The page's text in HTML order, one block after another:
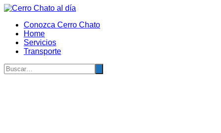
Saltar
contenidoConozca Cerro Chato
Home
Servicios
Transporte